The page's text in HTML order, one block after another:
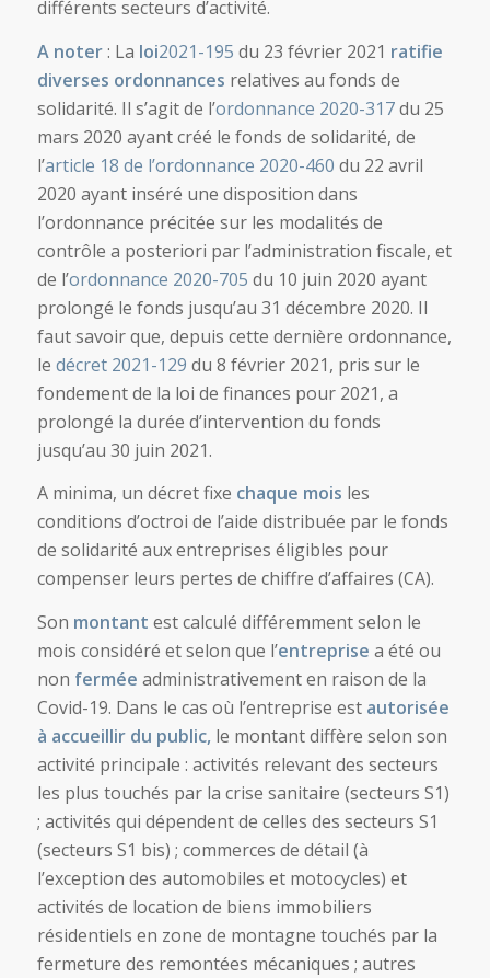
différents secteurs d’activité.
A noter: La loi2021-195 du 23 février 2021 ratifie
diverses ordonnances relatives au fonds de
solidarité. Il s’agit de l’ordonnance 2020-317du 25
mars 2020 ayant créé le fonds de solidarité, de
l’article 18 de l’ordonnance 2020-460 du 22 avril
2020 ayant inséré une disposition dans
l’ordonnance précitée sur les modalités de
contrôle a posteriori par l’administration fiscale, et
de l’ordonnance 2020-705 du 10 juin 2020 ayant
prolongé le fonds jusqu’au 31 décembre 2020. Il
faut savoir que, depuis cette dernière ordonnance,
le décret 2021-129 du 8 février 2021, pris sur le
fondement de la loi de finances pour 2021, a
prolongé la durée d’intervention du fonds
jusqu’au 30 juin 2021.
A minima, un décret fixe chaque mois les
conditions d’octroi de l’aide distribuée par le fonds
de solidarité aux entreprises éligibles pour
compenser leurs pertes de chiffre d’affaires (CA).
Son montant est calculé différemment selon le
mois considéré et selon que l’entreprise a été ou
non fermée administrativement en raison de la
Covid-19. Dans le cas où l’entreprise est autorisée
à accueillir du public,le montant diffère selon son
activité principale : activités relevant des secteurs
les plus touchés par la crise sanitaire (secteurs S1)
; activités qui dépendent de celles des secteurs S1
(secteurs S1 bis) ; commerces de détail (à
l’exception des automobiles et motocycles) et
activités de location de biens immobiliers
résidentiels en zone de montagne touchés par la
fermeture des remontées mécaniques ; autres